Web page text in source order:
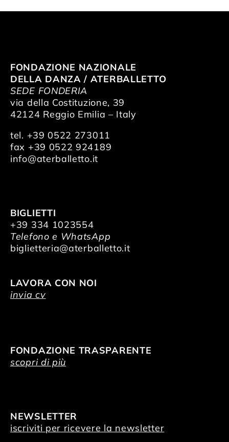
FONDAZIONE NAZIONALE
DELLA DANZA / ATERBALLETTO
SEDE FONDERIA
via della Costituzione, 39
42124 Reggio Emilia – Italy
tel. +39 0522 273011
fax +39 0522 924189
info@aterballetto.it
BIGLIETTI
+39 334 1023554
Telefono e WhatsApp
biglietteria@aterballetto.it
LAVORA CON NOI
invia cv
FONDAZIONE TRASPARENTE
scopri di più
NEWSLETTER
iscriviti per ricevere la newsletter